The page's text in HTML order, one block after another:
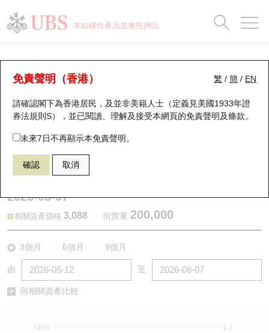
本結構性產品並無抵押品
繁 / 簡 / EN
免責聲明（香港）
請確認閣下為香港居民，及並非美籍人士（定義見美國1933年證
券法規則S），並已閱讀、理解及接受本網頁的免責聲明及條款。
未來7日不再顯示本免責聲明。
確認 取消
認股證分析儀
表現 街貨統計 比較
28969 瑞銀認購 2840 ＳＰＤＲ金ＥＴＦ
2026-08-07
相關資產價格 3,088 街貨量 200,000
3個月 6個月 9個月
由 至
與相關資產比較
1.2
3480
瑞銀認股證一覽
新發行瑞銀認股證
即將到期認股證
認股證到期結算價查詢
認股證分析儀
認股證/牛熊證日誌
街貨統計
比較
牛熊全景快搜
牛熊證搜尋
牛熊證街貨分佈圖
正股牛熊證列表
新發行瑞銀牛熊證
牛熊證到期結算價查詢
街貨統計
比較
十大升幅/跌幅
十大認股證成交分佈
十天股證佔大市成交
資金流
街貨統計
正股分析儀
二十大活躍股份
恒指成份股
國指成份股
科指成份股
中資ETFs溢價比較
持股比重
顯示所有持股比重
每月輪證大市專題
輪證專欄
講座及教育短片
認股證投資者教育
牛熊證投資者教育